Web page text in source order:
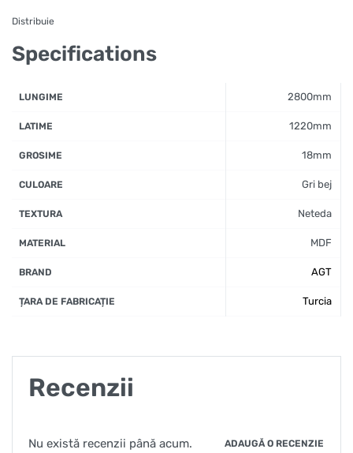
Distribuie
Specifications
LUNGIME 2800mm
LATIME 1220mm
GROSIME 18mm
CULOARE Gri bej
TEXTURA Neteda
MATERIAL MDF
BRAND AGT
ȚARA DE FABRICAȚIE Turcia
Recenzii
Nu există recenzii până acum. ADAUGĂ O RECENZIE